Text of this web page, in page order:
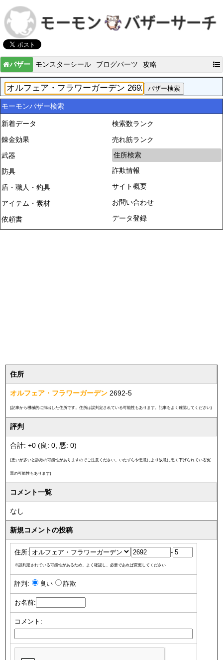
バザー モンスターシール ブログパーツ 攻略
モーモンバザー検索
新着データ
錬金効果
武器
防具
盾・職人・釣具
アイテム・素材
依頼書
検索数ランク
売れ筋ランク
住所検索
詐欺情報
サイト概要
お問い合わせ
データ登録
住所
オルフェア・フラワーガーデン 2692-5
(記事から機械的に抽出した住所です。住所は誤判定されている可能性もあります。記事をよく確認してください)
評判
合計: +0 (良: 0, 悪: 0)
(悪いが多いと詐欺の可能性がありますのでご注意ください。いたずらや悪意により故意に悪く下げられている冤
罪の可能性もあります)
コメント一覧
なし
新規コメントの投稿
住所: -
※誤判定されている可能性があるため、よく確認し、必要であれば変更してください
評判: 良い 詐欺
お名前:
コメント: